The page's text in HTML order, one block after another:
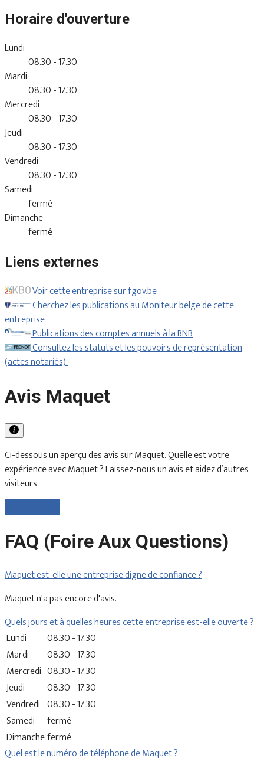
Horaire d'ouverture
Lundi
08.30 - 17.30
Mardi
08.30 - 17.30
Mercredi
08.30 - 17.30
Jeudi
08.30 - 17.30
Vendredi
08.30 - 17.30
Samedi
fermé
Dimanche
fermé
Liens externes
Voir cette entreprise sur fgov.be
Cherchez les publications au Moniteur belge de cette
entreprise
Publications des comptes annuels à la BNB
Consultez les statuts et les pouvoirs de représentation
(actes notariés).
Avis Maquet
Ci-dessous un aperçu des avis sur Maquet. Quelle est votre
expérience avec Maquet ? Laissez-nous un avis et aidez d’autres
visiteurs.
FAQ (Foire Aux Questions)
Maquet est-elle une entreprise digne de confiance ?
Maquet n'a pas encore d'avis.
Quels jours et à quelles heures cette entreprise est-elle ouverte ?
Lundi
08.30 - 17.30
Mardi
08.30 - 17.30
Mercredi 08.30 - 17.30
Jeudi
08.30 - 17.30
Vendredi 08.30 - 17.30
Samedi
fermé
Dimanchefermé
Quel est le numéro de téléphone de Maquet ?